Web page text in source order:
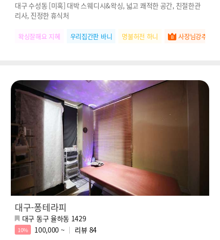
대구 수성동 [미혹] 대박 스웨디시&왁싱, 넓고 쾌적한 공간, 친절한관
리사, 진정한 휴식처
왁싱잘해요 지혜 우리집간판 바니 명불허전 하니 사장님강추 서아
대구-퐁테라피
대구 동구 율하동 1429
10% 100,000 ~ 리뷰 84